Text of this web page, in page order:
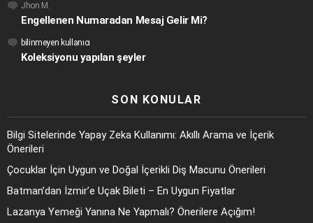
Jhon M.
Engellenen Numaradan Mesaj Gelir Mi?
bilinmeyen kullanıcı
Koleksiyonu yapılan şeyler
SON KONULAR
Bilgi Sitelerinde Yapay Zeka Kullanımı: Akıllı Arama ve İçerik
Önerileri
Çocuklar İçin Uygun ve Doğal İçerikli Diş Macunu Önerileri
Batman’dan İzmir’e Uçak Bileti – En Uygun Fiyatlar
Lazanya Yemeği Yanına Ne Yapmalı? Önerilere Açığım!